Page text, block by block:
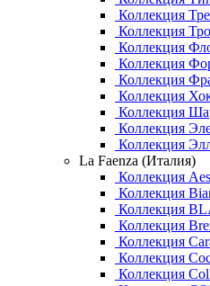
Коллекция
Коллекция
Коллекция
Коллекция
Коллекция
Коллекция
Коллекция
Коллекция
Коллекция
La Faenza (Италия)
Коллекция
Коллекция
Коллекция
Коллекция
Коллекция
Коллекция
Коллекция